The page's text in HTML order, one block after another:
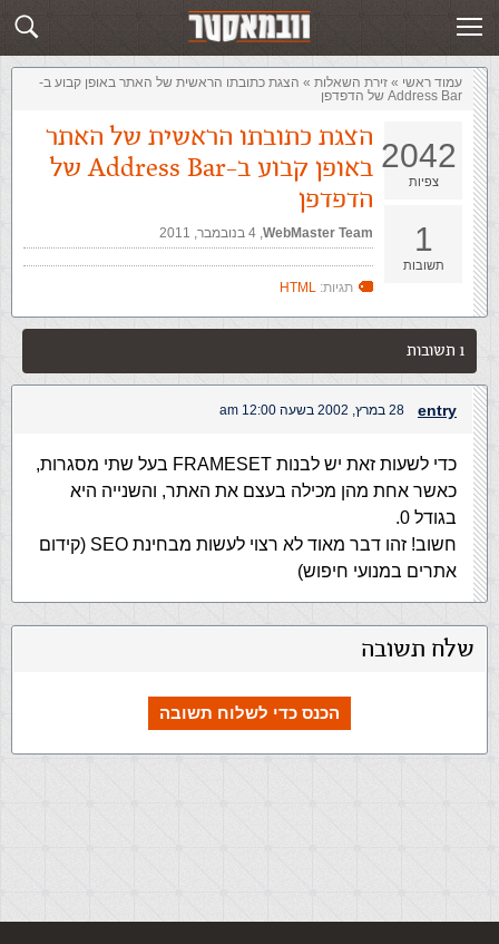
שלח תשובה זירת השאלות
עמוד ראשי » ‏זירת השאלות‏ » הצגת כתובתו הראשית של האתר באופן קבוע ב-
Address Bar של הדפדפן
2042
צפיות
1
תשובות
הצגת כתובתו הראשית של האתר
באופן קבוע ב-Address Bar של
הדפדפן
WebMaster Team
,‏ 4 בנובמבר, 2011
תגיות: HTML
1 תשובות
entry 28 במרץ, 2002 בשעה 12:00 am
כדי לשעות זאת יש לבנות FRAMESET בעל שתי מסגרות,
כאשר אחת מהן מכילה בעצם את האתר, והשנייה היא
בגודל 0.
חשוב! זהו דבר מאוד לא רצוי לעשות מבחינת SEO (קידום
אתרים במנועי חיפוש)
שלח תשובה
הכנס כדי לשלוח תשובה